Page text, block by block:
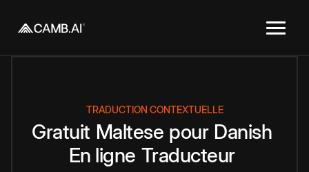
TRADUCTION CONTEXTUELLE
Gratuit Maltese pour Danish
En ligne Traducteur